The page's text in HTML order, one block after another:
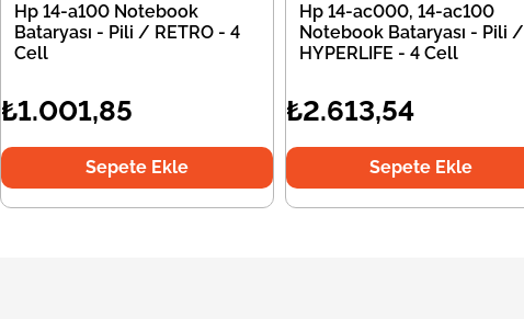
Hp 14-a100 Notebook
Bataryası - Pili / RETRO - 4
Cell
₺1.001,85
Sepete Ekle
Hp 14-ac000, 14-ac100
Notebook Bataryası - Pili /
HYPERLIFE - 4 Cell
₺2.613,54
Sepete Ekle